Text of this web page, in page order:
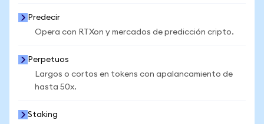
Predecir
Opera con RTXon y mercados de predicción cripto.
Perpetuos
Largos o cortos en tokens con apalancamiento de
hasta 50x.
Staking